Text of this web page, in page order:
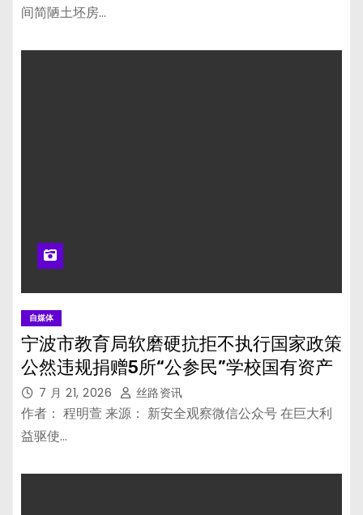
间简陋土坯房…
自媒体
宁波市教育局软磨硬抗拒不执行国家政策
公然违规捐赠5所“公参民”学校国有资产
7 月 21, 2026 丝路资讯
作者： 程明萱 来源： 新安全观察微信公众号 在巨大利
益驱使…